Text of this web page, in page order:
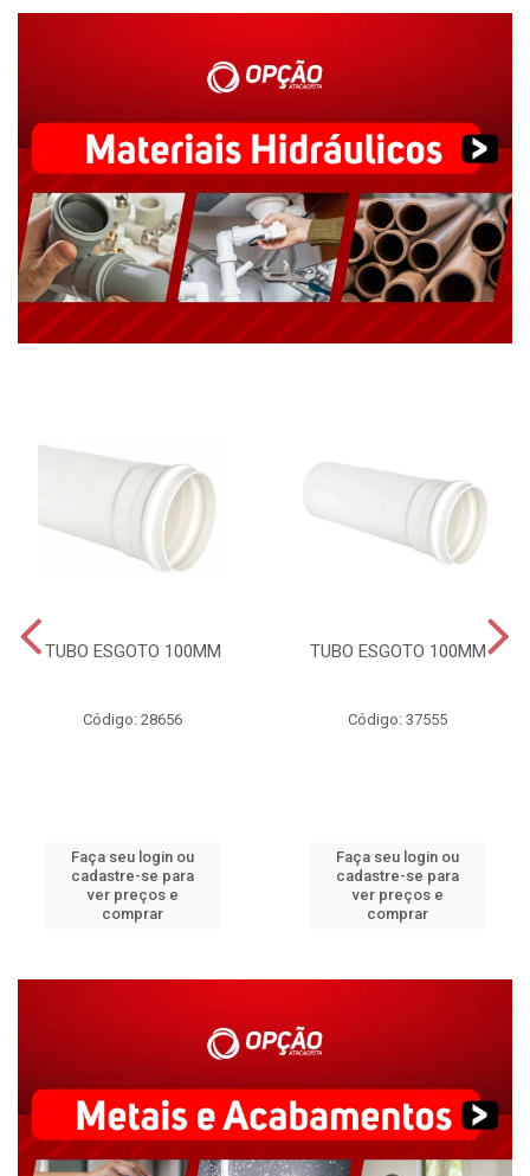
TUBO ESGOTO 100MM
Código: 28656
Faça seu login ou
cadastre-se para
ver preços e
comprar
TUBO ESGOTO 100MM
Código: 37555
Faça seu login ou
cadastre-se para
ver preços e
comprar